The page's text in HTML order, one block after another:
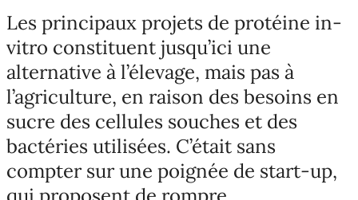
Les principaux projets de protéine in-
vitro constituent jusqu’ici une
alternative à l’élevage, mais pas à
l’agriculture, en raison des besoins en
sucre des cellules souches et des
bactéries utilisées. C’était sans
compter sur une poignée de start-up,